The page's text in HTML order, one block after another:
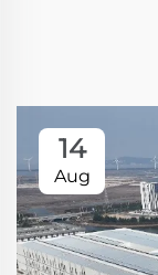
14
Aug